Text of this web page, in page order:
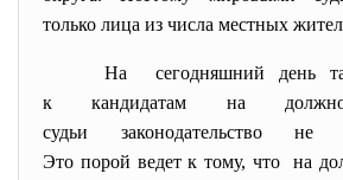
только лица из числа местных
На сегодняшний день
к кандидатам на
судьи законодательство не
Это порой ведет к тому, что на